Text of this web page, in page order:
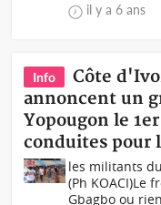
il y a 6 ans
Info
Côte
annoncent un
Yopougon le
conduites pour
les militants
(Ph KOACI)Le
Gbagbo ou